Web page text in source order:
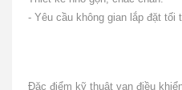
- Yêu cầu không gian lắp đặt tối
Đặc điểm kỹ thuật van điều